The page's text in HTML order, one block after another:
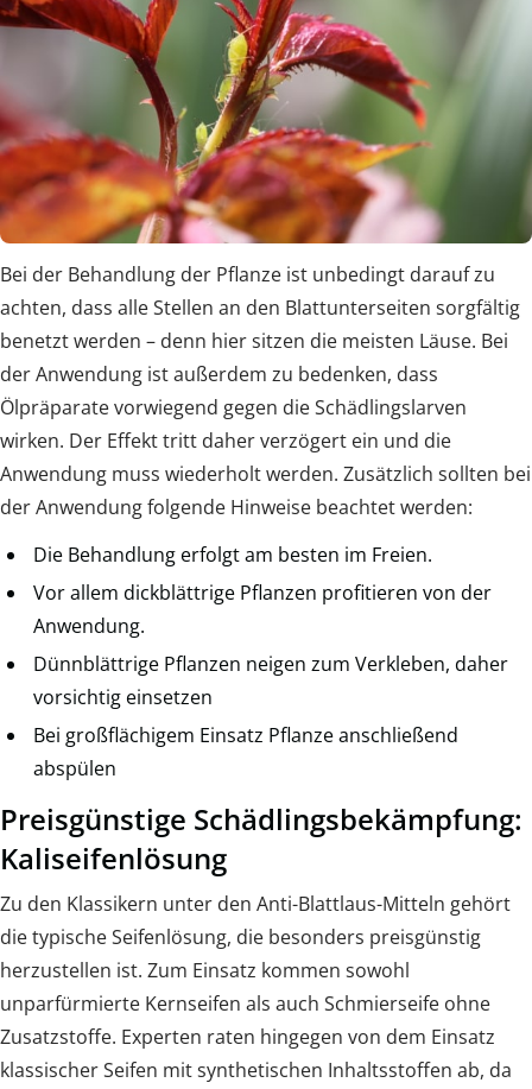
Bei der Behandlung der Pflanze ist unbedingt darauf zu
achten, dass alle Stellen an den Blattunterseiten sorgfältig
benetzt werden – denn hier sitzen die meisten Läuse. Bei
der Anwendung ist außerdem zu bedenken, dass
Ölpräparate vorwiegend gegen die Schädlingslarven
wirken. Der Effekt tritt daher verzögert ein und die
Anwendung muss wiederholt werden. Zusätzlich sollten bei
der Anwendung folgende Hinweise beachtet werden:
Die Behandlung erfolgt am besten im Freien.
Vor allem dickblättrige Pflanzen profitieren von der
Anwendung.
Dünnblättrige Pflanzen neigen zum Verkleben, daher
vorsichtig einsetzen
Bei großflächigem Einsatz Pflanze anschließend
abspülen
Preisgünstige Schädlingsbekämpfung:
Kaliseifenlösung
Zu den Klassikern unter den Anti-Blattlaus-Mitteln gehört
die typische Seifenlösung, die besonders preisgünstig
herzustellen ist. Zum Einsatz kommen sowohl
unparfürmierte Kernseifen als auch Schmierseife ohne
Zusatzstoffe. Experten raten hingegen von dem Einsatz
klassischer Seifen mit synthetischen Inhaltsstoffen ab, da